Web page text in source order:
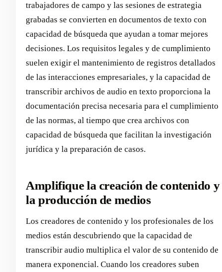
trabajadores de campo y las sesiones de estrategia
grabadas se convierten en documentos de texto con
capacidad de búsqueda que ayudan a tomar mejores
decisiones. Los requisitos legales y de cumplimiento
suelen exigir el mantenimiento de registros detallados
de las interacciones empresariales, y la capacidad de
transcribir archivos de audio en texto proporciona la
documentación precisa necesaria para el cumplimiento
de las normas, al tiempo que crea archivos con
capacidad de búsqueda que facilitan la investigación
jurídica y la preparación de casos.
Amplifique la creación de contenido y
la producción de medios
Los creadores de contenido y los profesionales de los
medios están descubriendo que la capacidad de
transcribir audio multiplica el valor de su contenido de
manera exponencial. Cuando los creadores suben